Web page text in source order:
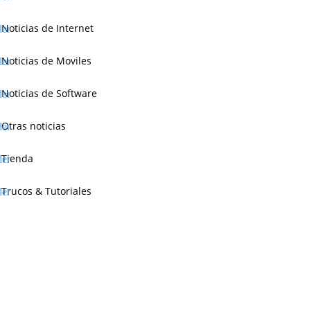
Noticias de Internet
Noticias de Moviles
Noticias de Software
Otras noticias
Tienda
Trucos & Tutoriales